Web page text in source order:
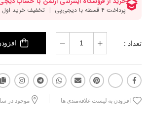
تعداد :
افزودن به لیست علاقه‌مندی ها موجود در